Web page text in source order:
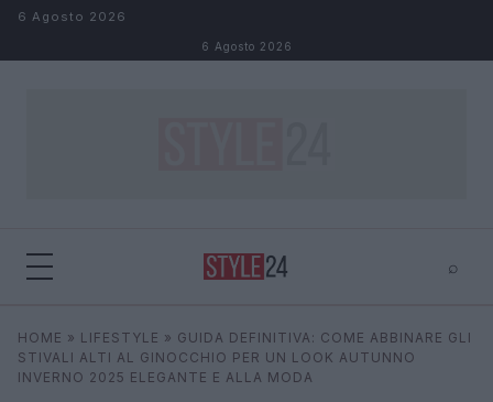
Salta al contenuto
6 Agosto 2026
6 Agosto 2026
⌕
Cerca ⌕ ×
HOME » LIFESTYLE » GUIDA DEFINITIVA: COME ABBINARE GLI
STIVALI ALTI AL GINOCCHIO PER UN LOOK AUTUNNO
INVERNO 2025 ELEGANTE E ALLA MODA